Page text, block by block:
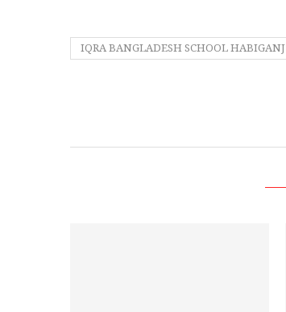
IQRA BANGLADESH SCHOOL HABIGANJ